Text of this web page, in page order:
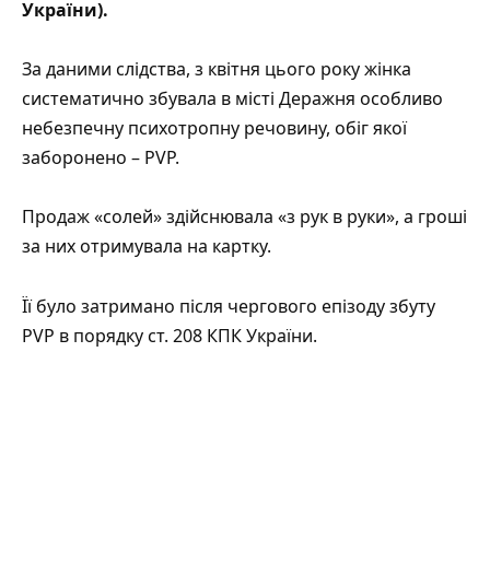
України).
За даними слідства, з квітня цього року жінка
систематично збувала в місті Деражня особливо
небезпечну психотропну речовину, обіг якої
заборонено – PVP.
Продаж «солей» здійснювала «з рук в руки», а гроші
за них отримувала на картку.
Її було затримано після чергового епізоду збуту
PVP в порядку ст. 208 КПК України.